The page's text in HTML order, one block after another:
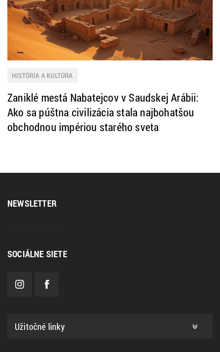
HISTÓRIA A KULTÚRA
Zaniklé mestá Nabatejcov v Saudskej Arábii:
Ako sa púštna civilizácia stala najbohatšou
obchodnou impériou starého sveta
NEWSLETTER
SOCIÁLNE SIETE
Užitočné linky